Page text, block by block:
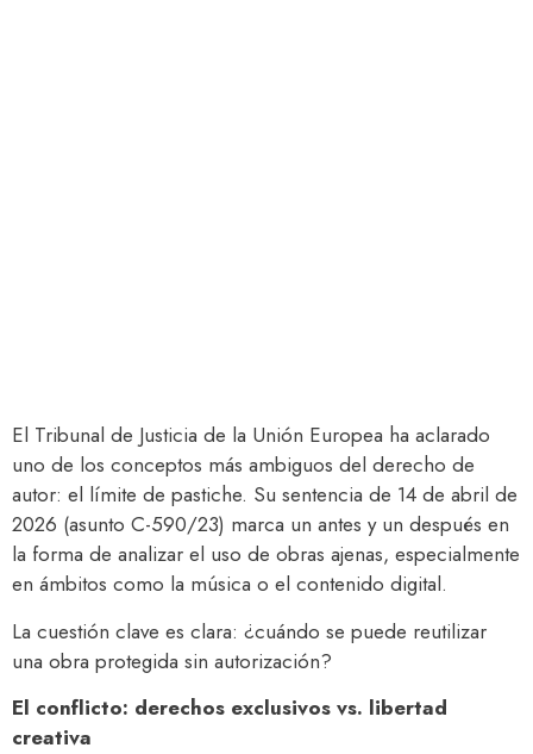
El Tribunal de Justicia de la Unión Europea ha aclarado
uno de los conceptos más ambiguos del derecho de
autor: el límite de pastiche. Su sentencia de 14 de abril de
2026 (asunto C-590/23) marca un antes y un después en
la forma de analizar el uso de obras ajenas, especialmente
en ámbitos como la música o el contenido digital.
La cuestión clave es clara: ¿cuándo se puede reutilizar
una obra protegida sin autorización?
El conflicto: derechos exclusivos vs. libertad
creativa